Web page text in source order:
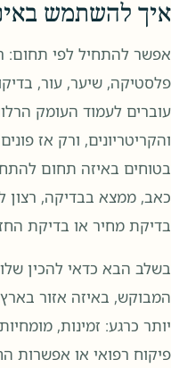
איך להשתמש
אפשר להתחיל לפי תחום:
פלסטיקה, שיער, עור,
עוברים לעמוד העומק
והקריטריונים, ורק אז
בטוחים באיזה תחום
כאב, ממצא בבדיקה, רצון
בדיקת מחיר או בדיקת
בשלב הבא כדאי להכין
המבוקש, באיזה אזור
יותר כרגע: זמינות,
פיקוח רפואי או אפשרות